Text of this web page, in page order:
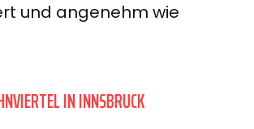
und angenehm wie
IN INNSBRUCK